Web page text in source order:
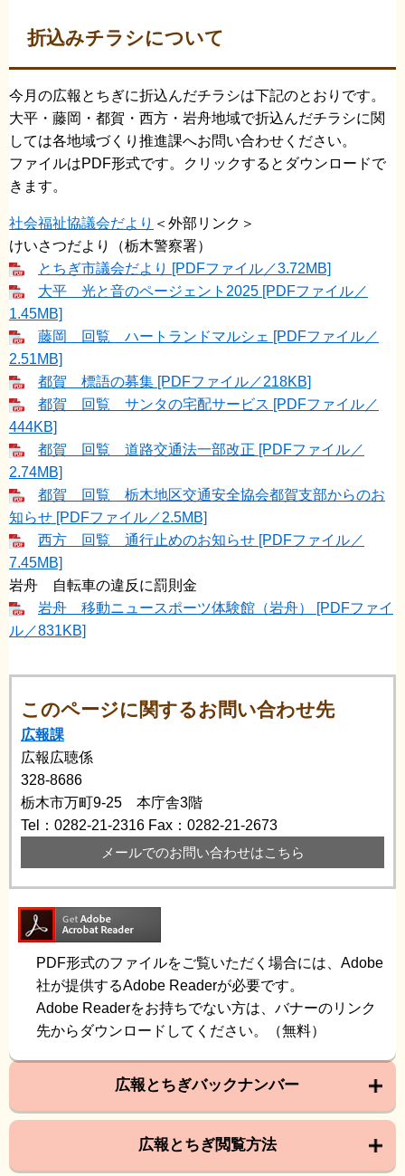
折込みチラシについて
今月の広報とちぎに折込んだチラシは下記のとおりです。
​大平・藤岡・都賀・西方・岩舟地域で折込んだチラシに関
しては各地域づくり推進課へお問い合わせください。
ファイルはPDF形式です。クリックするとダウンロードで
きます。
社会福祉協議会だより ＜外部リンク＞
けいさつだより（栃木警察署）
とちぎ市議会だより [PDFファイル／3.72MB]
大平 光と音のページェント2025 [PDFファイル／
1.45MB]
藤岡 回覧 ハートランドマルシェ [PDFファイル／
2.51MB]
都賀 標語の募集 [PDFファイル／218KB]
都賀 回覧 サンタの宅配サービス [PDFファイル／
444KB]
都賀 回覧 道路交通法一部改正 [PDFファイル／
2.74MB]
都賀 回覧 栃木地区交通安全協会都賀支部からのお
知らせ [PDFファイル／2.5MB]
西方 回覧 通行止めのお知らせ [PDFファイル／
7.45MB]
岩舟 自転車の違反に罰則金
岩舟 移動ニュースポーツ体験館（岩舟） [PDFファイ
ル／831KB]
このページに関するお問い合わせ先
広報課
広報広聴係
328-8686
栃木市万町9-25 本庁舎3階
Tel：0282-21-2316 Fax：0282-21-2673
メールでのお問い合わせはこちら
PDF形式のファイルをご覧いただく場合には、Adobe
社が提供するAdobe Readerが必要です。
Adobe Readerをお持ちでない方は、バナーのリンク
先からダウンロードしてください。（無料）
広報とちぎバックナンバー
広報とちぎ閲覧方法